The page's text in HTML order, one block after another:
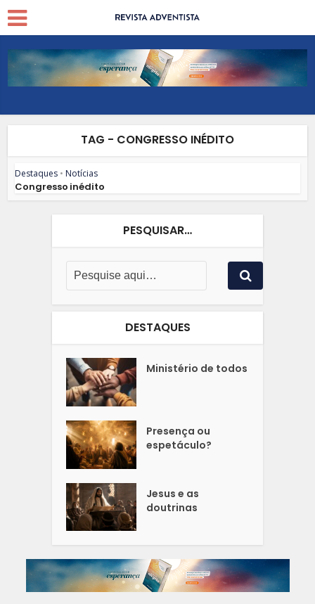
TAG - CONGRESSO INÉDITO
Destaques • Notícias
Congresso inédito
PESQUISAR…
DESTAQUES
Ministério de todos
Presença ou
espetáculo?
Jesus e as
doutrinas